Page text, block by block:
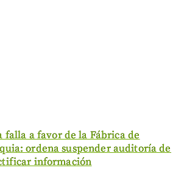
falla a favor de la Fábrica de
ordena suspender auditoría de
información